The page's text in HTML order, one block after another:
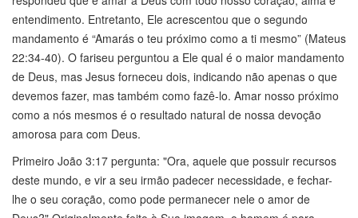
entendimento. Entretanto, Ele acrescentou que o segundo
mandamento é “Amarás o teu próximo como a ti mesmo” (Mateus
22:34-40). O fariseu perguntou a Ele qual é o maior mandamento
de Deus, mas Jesus forneceu dois, indicando não apenas o que
devemos fazer, mas também como fazê-lo. Amar nosso próximo
como a nós mesmos é o resultado natural de nossa devoção
amorosa para com Deus.
Primeiro João 3:17 pergunta: "Ora, aquele que possuir recursos
deste mundo, e vir a seu irmão padecer necessidade, e fechar-
lhe o seu coração, como pode permanecer nele o amor de